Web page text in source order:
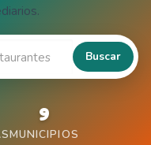
Buscar
9
MUNICIPIOS